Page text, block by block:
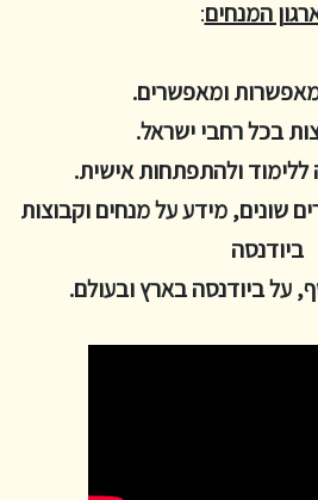
המנחים:
ללימוד ולהתפתחות אישית.
שונים, מידע על מנחים וקבוצות
ביודנסה
על ביודנסה בארץ ובעולם.